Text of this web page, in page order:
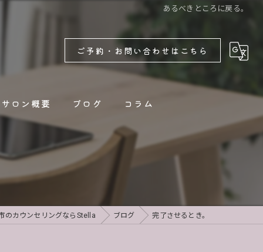
あるべきところに戻る。
ご予約・お問い合わせはこちら
サロン概要 ブログ
新着情報
コラム
のカウンセリングならStella ブログ 完了させるとき。